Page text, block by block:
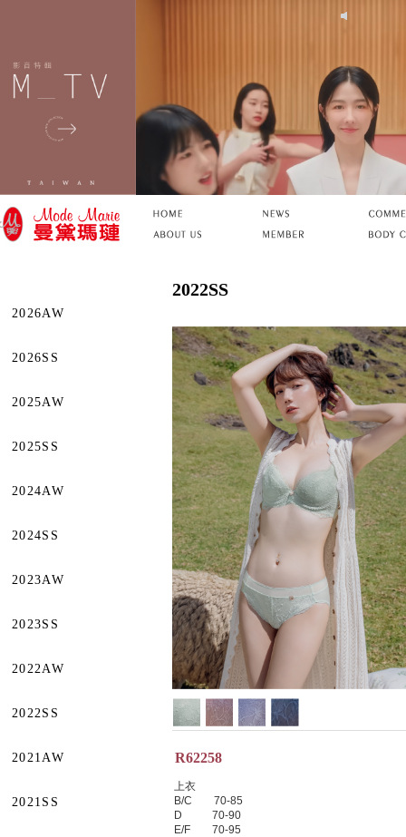
2026AW
2026SS
2025AW
2025SS
2024AW
2024SS
2023AW
2023SS
2022AW
2022SS
2021AW
2021SS
2022SS
R62258
上衣
B/C 70-85
D 70-90
E/F 70-95